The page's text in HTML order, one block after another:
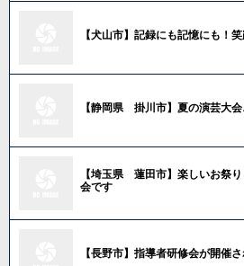
【犬山市】記録にも記憶にも！
【静岡県 掛川市】夏の演芸大会
【埼玉県 蓮田市】楽しいお祭
会です
【長野市】指導者研修会が開催